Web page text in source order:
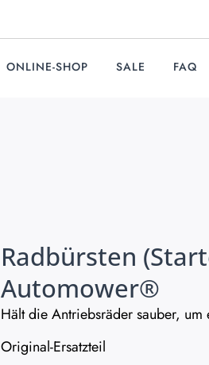
ONLINE-SHOP SALE FAQ
Radbürsten
Automower®
Hält die Antriebsräder sauber, um
Original-Ersatzteil